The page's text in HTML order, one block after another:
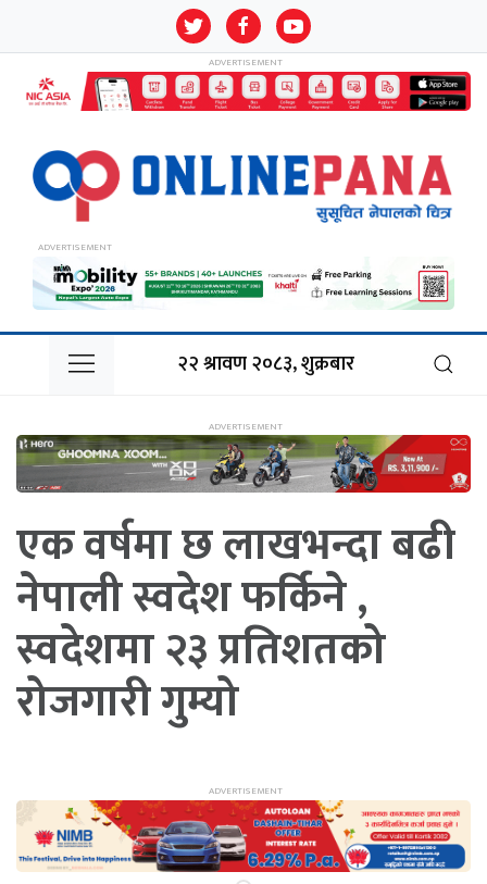
२२ श्रावण २०८३, शुक्रबार
एक वर्षमा छ लाखभन्दा बढी
नेपाली स्वदेश फर्किने ,
स्वदेशमा २३ प्रतिशतको
रोजगारी गुम्यो